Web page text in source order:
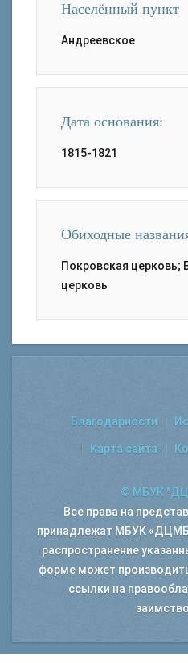
Населённый пункт
Андреевское
Дата основания:
1815-1821
Обиходные
Покровская церковь;
церковь
Благодарности
Карта сайта
© МБУК
Все права на
принадлежат МБУК
распространение
форме может
ссылки на